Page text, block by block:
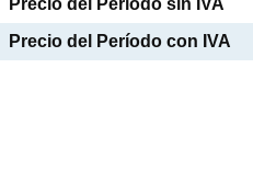
Precio del Período sin IVA
Precio del Período con IVA